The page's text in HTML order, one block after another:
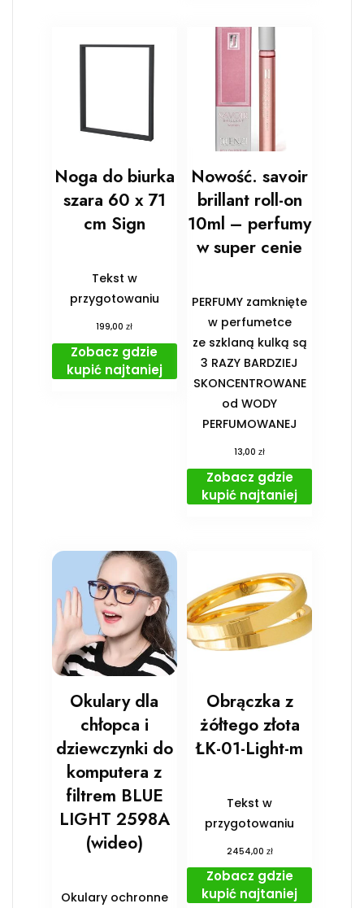
Noga do biurka
szara 60 x 71
cm Sign
Tekst w
przygotowaniu
199,00zł
Zobacz gdzie
kupić najtaniej
Nowość. savoir
brillant roll-on
10ml – perfumy
w super cenie
PERFUMY zamknięte
w perfumetce
ze szklaną kulką są
3 RAZY BARDZIEJ
SKONCENTROWANE
od WODY
PERFUMOWANEJ
13,00zł
Zobacz gdzie
kupić najtaniej
Okulary dla
chłopca i
dziewczynki do
komputera z
filtrem BLUE
LIGHT 2598A
(wideo)
Okulary ochronne
Obrączka z
żółtego złota
ŁK-01-Light-m
Tekst w
przygotowaniu
2454,00 zł
Zobacz gdzie
kupić najtaniej